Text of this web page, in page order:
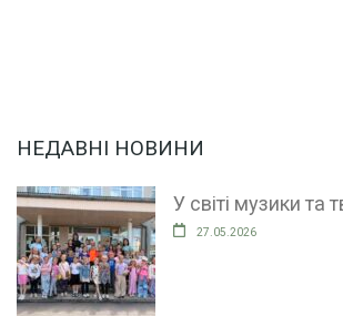
НЕДАВНІ НОВИНИ
У світі музики та
27.05.2026